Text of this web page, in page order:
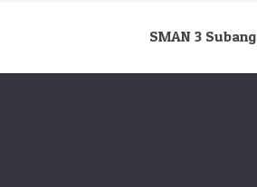
SMAN 3 Subang